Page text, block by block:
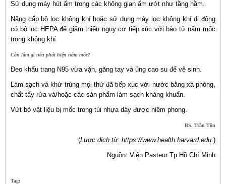
Sử dụng máy hút ẩm trong các không gian ẩm ướt như tầng hầm.
Nâng cấp bộ lọc không khí hoặc sử dụng máy lọc không khí di động
có bộ lọc HEPA để giảm thiểu nguy cơ tiếp xúc với bào tử nấm mốc
trong không khí
Cần làm gì nếu phát hiện nấm mốc?
Đeo khẩu trang N95 vừa vặn, găng tay và ủng cao su để vệ sinh.
Làm sạch và khử trùng mọi thứ đã tiếp xúc với nước bằng xà phòng,
chất tẩy rửa và/hoặc các sản phẩm làm sạch kháng khuẩn.
Vứt bỏ vật liệu bị mốc trong túi nhựa dày được niêm phong.
BS. Trần Tôn
(Lược dịch từ: https://www.health.harvard.edu.)
Nguồn: Viện Pasteur Tp Hồ Chí Minh
Tag: